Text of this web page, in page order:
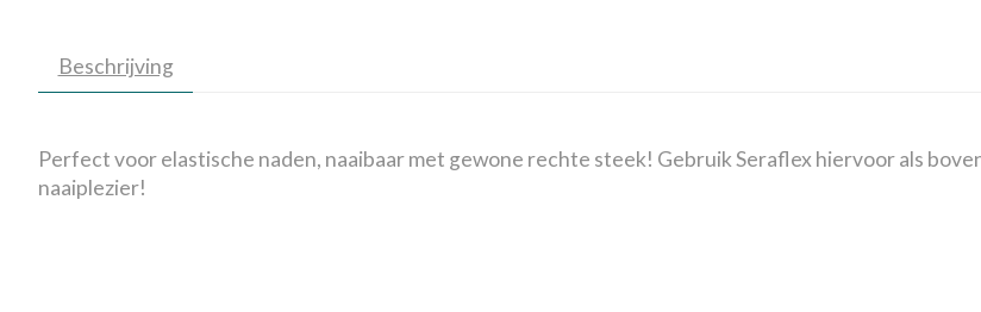
Beschrijving
Perfect voor elastische naden, naaibaar met gewone rechte steek! Gebruik Seraflex hiervoor als
naaiplezier!